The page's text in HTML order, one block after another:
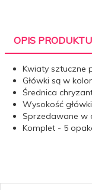
OPIS PRODUKTU
Kwiaty sztuczne
Główki są w
Średnica
Wysokość
Sprzedawane w
Komplet - 5